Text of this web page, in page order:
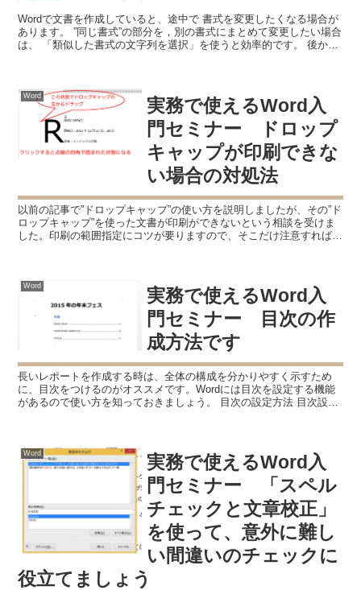
Wordで文書を作成していると、途中で 書式を変更したくなる場合が
あります。 ”同じ書式”の部分を，別の書式にまとめて変更したい場合
は、 「類似した書式の文字列を選択」を使うと効率的です。 後から
Word
実務で使えるWord入
門セミナー ドロップ
キャップが印刷できな
い場合の対処法
以前の記事で”ドロップキャップ”の使い方を説明しましたが、その”ド
ロップキャップ”を使った文書が印刷ができないという相談を受けま
した。印刷の範囲指定にコツが要りますので、そこだけ注意すれば上
Word
実務で使えるWord入
門セミナー 目次の作
成方法です
長いレポートを作成する時は、全体の構成を分かりやすく示すため
に、目次をつけるのがオススメです。Wordには目次を設定する機能
があるので使い方を知っておきましょう。 目次の設定方法 目次設定
Word
実務で使えるWord入
門セミナー 「スペル
チェックと文章校正」
を使って、意外に難し
い間違いのチェックに
役立てましょう